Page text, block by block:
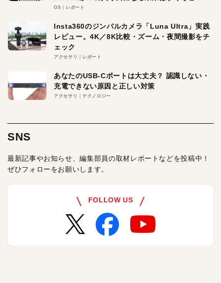
OS レポート
Insta360のジンバルカメラ「Luna Ultra」実践
レビュー。4K／8K比較・ズーム・夜間撮影をチ
ェック
アクセサリ レポート
あなたのUSB-Cポートは大丈夫？ 認識しない・
充電できない原因と正しい対策
アクセサリ テクノロジー
SNS
最新記事やお知らせ、編集部員の取材レポートなどを投稿中！
ぜひフォローをお願いします。
FOLLOW US